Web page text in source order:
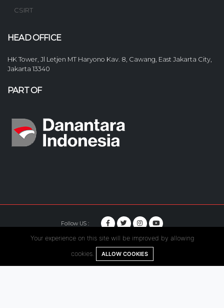
CSIRT
HEAD OFFICE
HK Tower, Jl Letjen MT Haryono Kav. 8, Cawang, East Jakarta City,
Jakarta 13340
PART OF
Follow US :
© Copyright 2020. Hutama Karya All Rights Reserved.
Your experience on this site will be improved by allowing
cookies. ALLOW COOKIES